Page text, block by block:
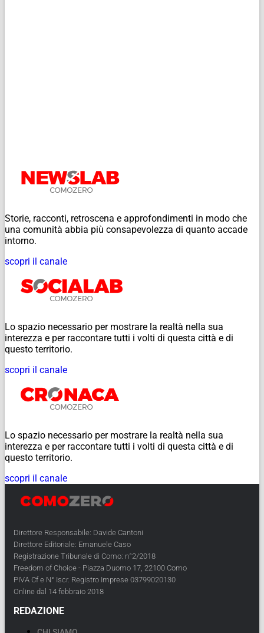
Storie, racconti, retroscena e approfondimenti in modo che
una comunità abbia più consapevolezza di quanto accade
intorno.
scopri il canale
Lo spazio necessario per mostrare la realtà nella sua
interezza e per raccontare tutti i volti di questa città e di
questo territorio.
scopri il canale
Lo spazio necessario per mostrare la realtà nella sua
interezza e per raccontare tutti i volti di questa città e di
questo territorio.
scopri il canale
Direttore Responsabile: Davide Cantoni
Direttore Editoriale: Emanuele Caso
Registrazione Tribunale di Como: n°2/2018
Freedom of Choice - Piazza Duomo 17, 22100 Como
PIVA Cf e N° Iscr. Registro Imprese 03799020130
Online dal 14 febbraio 2018
REDAZIONE